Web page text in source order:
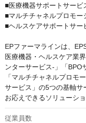
■医療機器サポートサービ
■マルチチャネルプロモー
■ヘルスケアサポートサー
EPファーマラインは、
医療機器・ヘルスケア業
ンターサービス-」「BPO
「マルチチャネルプロモ
サービス」の5つの基軸サ
お応えできるソリューシ
従業員数